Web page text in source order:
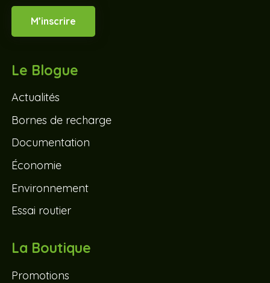
M’inscrire
Le Blogue
Actualités
Bornes de recharge
Documentation
Économie
Environnement
Essai routier
La Boutique
Promotions